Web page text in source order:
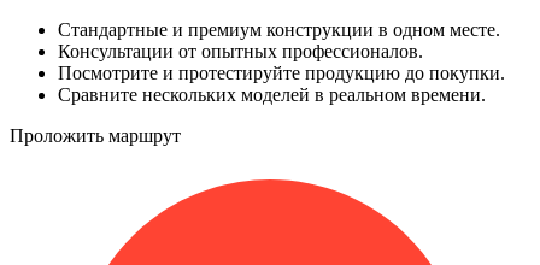
Стандартные и премиум конструкции в одном месте.
Консультации от опытных профессионалов.
Посмотрите и протестируйте продукцию до покупки.
Сравните нескольких моделей в реальном времени.
Проложить маршрут